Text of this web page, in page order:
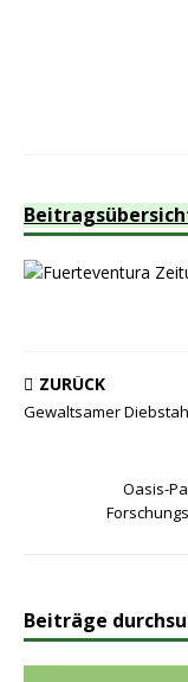
ZURÜCK
Gewaltsamer
Oasis-
Beiträge